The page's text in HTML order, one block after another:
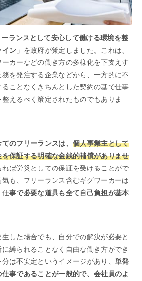
ーランスとして安心して働ける環境を整
ン」 を政府が策定しました。これは、
カーなどの働き方の多様化を下支えす
を発注する企業などから、一方的に不
ことなくきちんとした契約の基で仕事
えるべく策定されたものでもありま
のフリーランスは、 個人事業主として
保証する明確な金銭的補償がありませ
ば労災としての保証を受けることがで
も、フリーランス含むギグワーカーは
仕事で必要な道具も全て自己負担が基本
した場合でも、自分での解決が必要と
縛られることなく自由な働き方ができ
は不安定というイメージがあり、単発
事であることが一般的で、会社員のよ